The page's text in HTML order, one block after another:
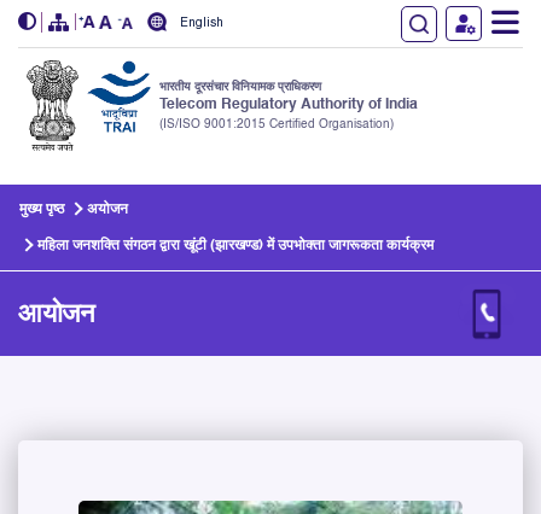
English
भारतीय दूरसंचार विनियामक प्राधिकरण
Telecom Regulatory Authority of India
(IS/ISO 9001:2015 Certified Organisation)
मुख्य पृष्ठ अयोजन
महिला जनशक्ति संगठन द्वारा खूंटी (झारखण्ड) में उपभोक्ता जागरूकता कार्यक्रम
आयोजन